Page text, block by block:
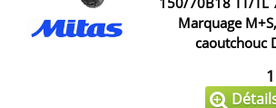
Marquage
caoutchouc